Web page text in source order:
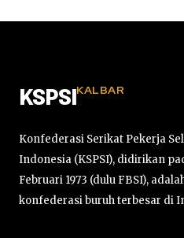
KSPSI KALBAR
Konfederasi Serikat Pekerja
Indonesia (KSPSI), didirikan
Februari 1973 (dulu FBSI),
konfederasi buruh terbesar di